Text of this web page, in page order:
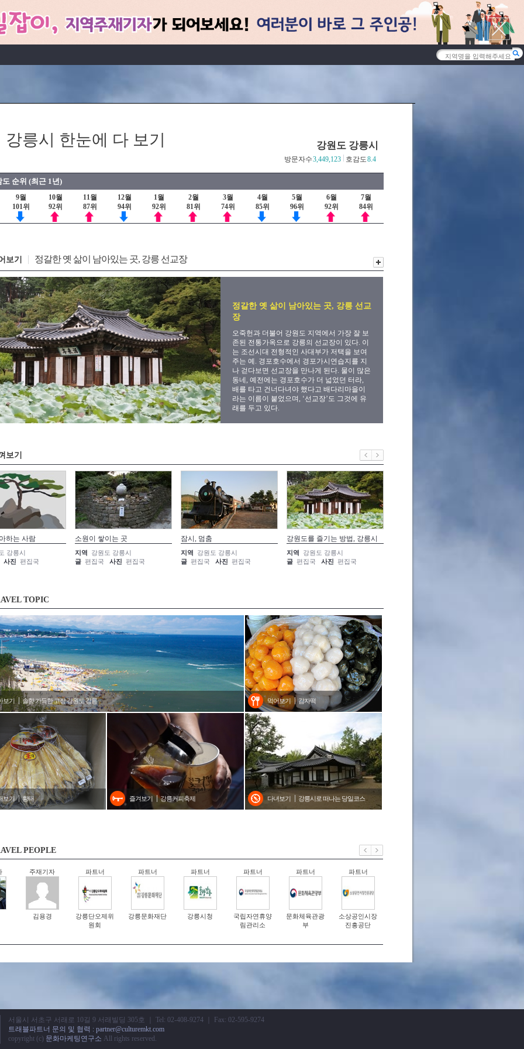
강릉시 한눈에 다 보기 강원도 강릉시
호감도8.4
방문자수3,449,123
순위 (최근 1년)
9월
101위
10월
92위
11월
87위
12월
94위
1월
92위
2월
81위
3월
74위
4월
85위
5월
96위
6월
92위
7월
84위
보기 정갈한 옛 삶이 남아있는 곳, 강릉 선교장
정갈한 옛 삶이 남아있는 곳, 강릉 선교
장
오죽헌과 더불어 강원도 지역에서 가장 잘 보
존된 전통가옥으로 강릉의 선교장이 있다. 이
는 조선시대 전형적인 사대부가 저택을 보여
주는 예. 경포호수에서 경포가시연습지를 지
나 걷다보면 선교장을 만나게 된다. 물이 많은
동네, 예전에는 경포호수가 더 넓었던 터라,
배를 타고 건너다녀야 했다고 배다리마을이
라는 이름이 붙었으며, ‘선교장’도 그것에 유
래를 두고 있다.
보기
하는 사람
강릉시
진 편집국
소원이 쌓이는 곳
지역
강원도 강릉시
글 편집국 사진 편집국
잠시, 멈춤
지역
강원도 강릉시
글 편집국 사진 편집국
강원도를 즐기는 방법, 강릉시
지역
강원도 강릉시
글 편집국 사진 편집국
TOPIC
즐겨보기 강릉커피축제
보기 솔향 가득한 고장 강원도 강릉
다녀보기 강릉시로 떠나는 당일코스
보기 황태
먹어보기 감자떡
PEOPLE
주재기자
김용경
파트너
강릉단오제위
원회
파트너
강릉문화재단
파트너
강릉시청
파트너
국립자연휴양
림관리소
파트너
문화체육관광
부
파트너
소상공인시장
진흥공단
서울시 서초구 서래로 10길 9 서래빌딩 305호 ｜ Tel: 02-408-9274 ｜ Fax: 02-595-9274
트래블파트너 문의 및 협력 : partner@culturemkt.com
copyright (c) 문화마케팅연구소 All rights reserved.